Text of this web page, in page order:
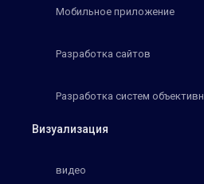
Мобильное приложение
Разработка сайтов
Разработка систем
Визуализация
видео